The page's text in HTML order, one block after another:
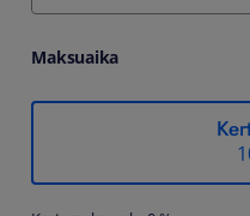
Maksuaika